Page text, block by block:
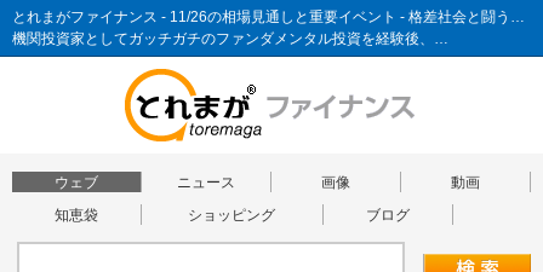
とれまがファイナンス - 11/26の相場見通しと重要イベント - 格差社会と闘う投資術
機関投資家としてガッチガチのファンダメンタル投資を経験後、…
ウェブ ニュース 画像
動画
知恵袋
ショッピング ブログ